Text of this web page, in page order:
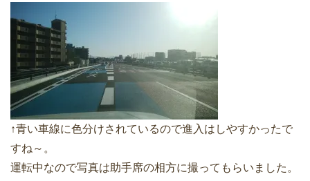
↑青い車線に色分けされているので進入はしやすかったで
すね～。
運転中なので写真は助手席の相方に撮ってもらいました。